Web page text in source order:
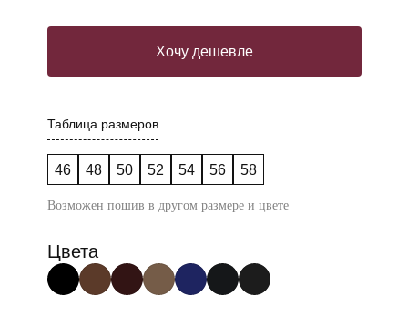
Хочу дешевле
Таблица размеров
46 48 50 52 54 56 58
Возможен пошив в другом размере и цвете
Цвета